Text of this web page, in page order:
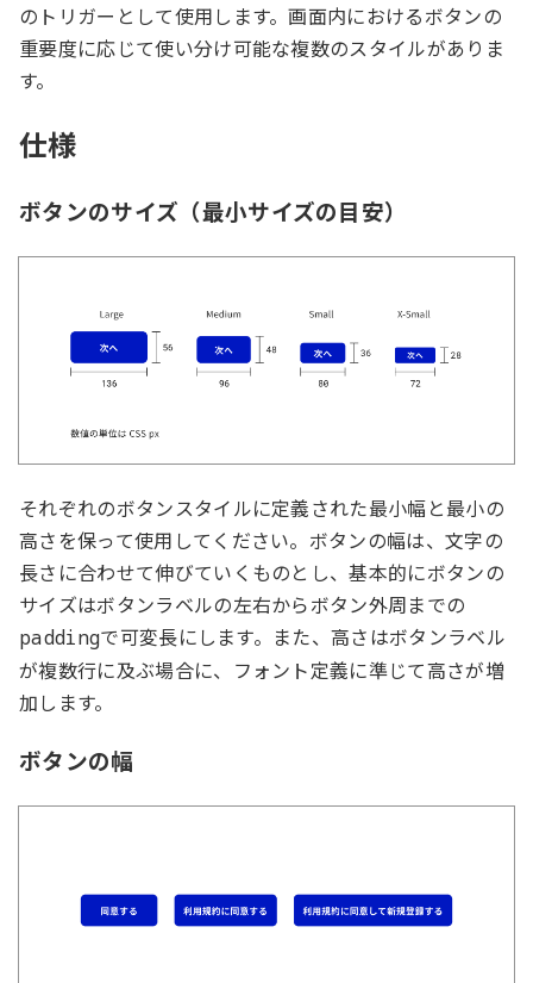
のトリガーとして使用します。画面内におけるボタンの
重要度に応じて使い分け可能な複数のスタイルがありま
す。
仕様
ボタンのサイズ（最小サイズの目安）
それぞれのボタンスタイルに定義された最小幅と最小の
高さを保って使用してください。ボタンの幅は、文字の
長さに合わせて伸びていくものとし、基本的にボタンの
サイズはボタンラベルの左右からボタン外周までの
paddingで可変長にします。また、高さはボタンラベル
が複数行に及ぶ場合に、フォント定義に準じて高さが増
加します。
ボタンの幅